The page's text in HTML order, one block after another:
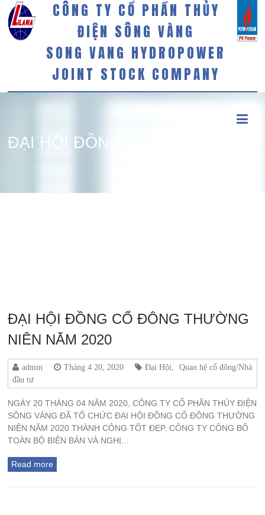
CÔNG TY CỔ PHẦN THỦY
ĐIỆN SÔNG VÀNG
SONG VANG HYDROPOWER
JOINT STOCK COMPANY
ĐẠI HỘI ĐỒNG CỔ ĐÔNG
ĐẠI HỘI ĐỒNG CỔ ĐÔNG THƯỜNG
NIÊN NĂM 2020
admin Tháng 4 20, 2020 Đại Hội
Quan hệ cổ đông/Nhà
đầu tư
NGÀY 20 THÁNG 04 NĂM 2020, CÔNG TY CỔ PHẦN THỦY ĐIỆN
SÔNG VÀNG ĐÃ TỔ CHỨC ĐẠI HỘI ĐỒNG CỔ ĐÔNG THƯỜNG
NIÊN NĂM 2020 THÀNH CÔNG TỐT ĐẸP. CÔNG TY CÔNG BỐ
TOÀN BỘ BIÊN BẢN VÀ NGHỊ…
Read more